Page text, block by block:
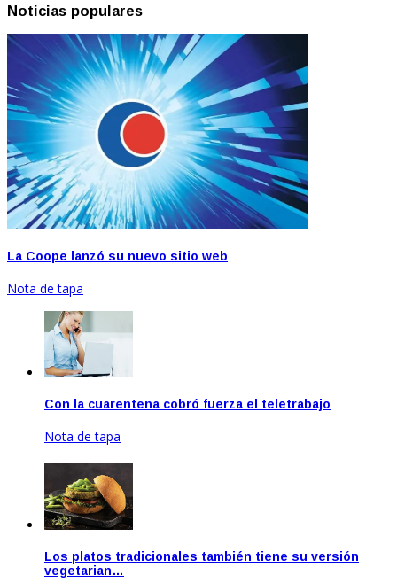
Noticias populares
La Coope lanzó su nuevo sitio web
Nota de tapa
Con la cuarentena cobró fuerza el teletrabajo
Nota de tapa
Los platos tradicionales también tiene su versión
vegetarian…